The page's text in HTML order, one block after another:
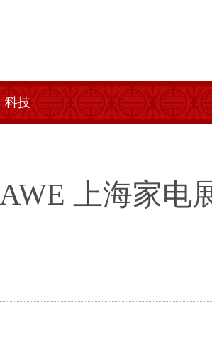
科技
上海家电